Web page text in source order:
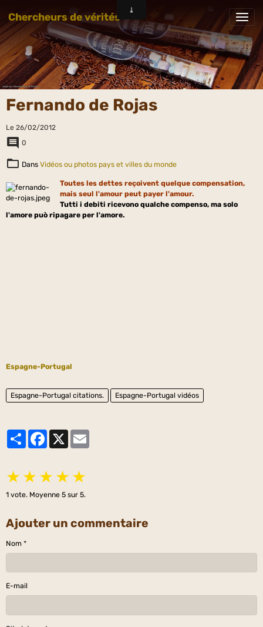
Chercheurs de vérités
Fernando de Rojas
Le 26/02/2012
0
Dans Vidéos ou photos pays et villes du monde
Toutes les dettes reçoivent quelque compensation,
mais seul l'amour peut payer l'amour.
Tutti i debiti ricevono qualche compenso, ma solo
l'amore può ripagare per l'amore.
Espagne-Portugal
Espagne-Portugal citations. Espagne-Portugal vidéos
PartagerFacebook
★ ★ ★ ★ ★
1 vote. Moyenne 5 sur 5.
Ajouter un commentaire
Nom
E-mail